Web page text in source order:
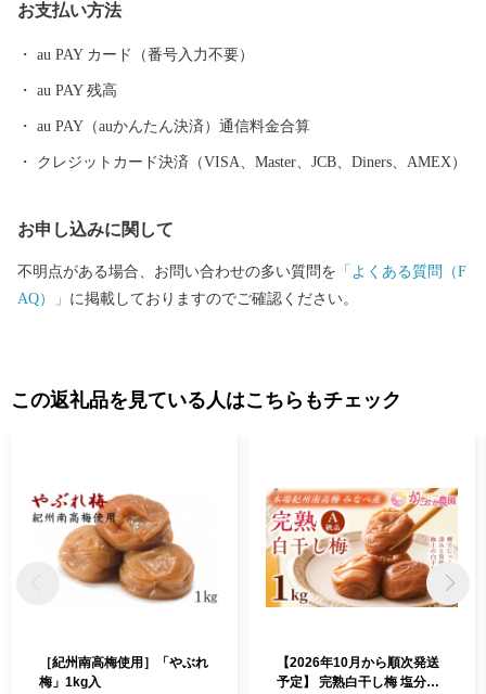
く受けています。 太平洋に面する砂州海岸には、全長約４．５キ
お支払い方法
au PAY カード（番号入力不要）
au PAY 残高
au PAY（auかんたん決済）通信料金合算
クレジットカード決済（VISA、Master、JCB、Diners、AMEX）
お申し込みに関して
不明点がある場合、お問い合わせの多い質問を 「よくある質問（F
AQ）」 に掲載しておりますのでご確認ください。
この返礼品を見ている人はこちらもチェック
［紀州南高梅使用］「やぶれ
梅」1kg入
【2026年10月から順次発送
予定】 完熟白干し梅 塩分約2